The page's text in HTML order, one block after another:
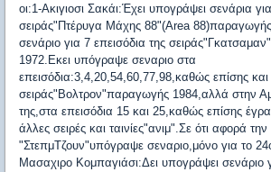
οι:1-Ακιγιοσι Σακάι:Έχει υπογράψει σενάρια
σειράς"Πτέρυγα Μάχης 88"(Area
σενάριο για 7 επεισόδια της
1972.Εκει υπόγραψε σεναριο στα
επεισόδια:3,4,20,54,60,77,98,καθώς επίσης και
σειράς"Βολτρον"παραγωγής 1984,αλλά στην
της,στα επεισόδια 15 και 25,καθώς επίσης
άλλες σειρές και ταινίες"ανιμ".Σε ότι αφορά την
"ΣτεπμΤζουν"υπόγραψε σεναριο,μόνο για το
Μασαχιρο Κομπαγιάσι:Δει υπογράψει σενάριο